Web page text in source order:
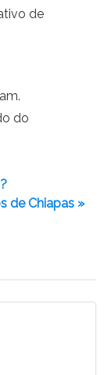
de
do
de Chiapas »